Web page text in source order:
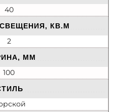
40
КВ.М
2
ММ
100